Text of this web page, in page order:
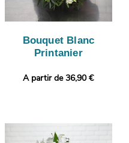
Bouquet Blanc
Printanier
A partir de 36,90 €